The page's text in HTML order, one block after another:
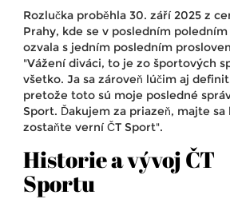
Rozlučka proběhla 30. září 2025 z
Prahy, kde se v posledním
ozvala s jedním posledním
"Vážení diváci, to je zo športových
všetko. Ja sa zároveň lúčim aj
pretože toto sú moje posledné
Sport. Ďakujem za priazeň, majte sa
zostaňte verní ČT Sport".
Historie a vývoj ČT
Sportu